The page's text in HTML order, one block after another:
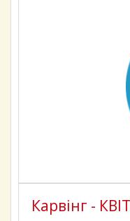
Карвінг -